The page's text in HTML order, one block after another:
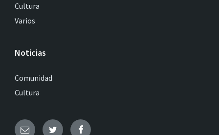
Cultura
Varios
Noticias
Comunidad
Cultura